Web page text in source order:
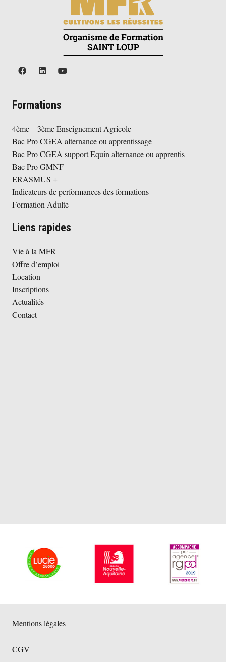
Formations
4ème – 3ème Enseignement Agricole
Bac Pro CGEA alternance ou apprentissage
Bac Pro CGEA support Equin alternance ou apprentis
Bac Pro GMNF
ERASMUS +
Indicateurs de performances des formations
Formation Adulte
Liens rapides
Vie à la MFR
Offre d’emploi
Location
Inscriptions
Actualités
Contact
Mentions légales
CGV